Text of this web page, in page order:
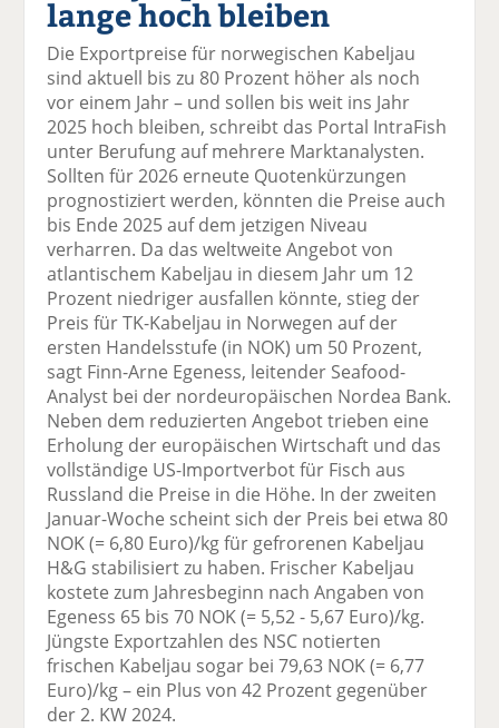
uf
F
ac
e
b
o
o
k
te
il
e
n
wi
tt
er
n
uf
Li
n
k
e
di
n
il
e
n
er
E
m
ai
l
er
d
e
n
lange hoch bleiben
Die Exportpreise für norwegischen Kabeljau
sind aktuell bis zu 80 Prozent höher als noch
vor einem Jahr – und sollen bis weit ins Jahr
2025 hoch bleiben, schreibt das Portal IntraFish
unter Berufung auf mehrere Marktanalysten.
Sollten für 2026 erneute Quotenkürzungen
prognostiziert werden, könnten die Preise auch
bis Ende 2025 auf dem jetzigen Niveau
verharren. Da das weltweite Angebot von
atlantischem Kabeljau in diesem Jahr um 12
Prozent niedriger ausfallen könnte, stieg der
Preis für TK-Kabeljau in Norwegen auf der
ersten Handelsstufe (in NOK) um 50 Prozent,
sagt Finn-Arne Egeness, leitender Seafood-
Analyst bei der nordeuropäischen Nordea Bank.
Neben dem reduzierten Angebot trieben eine
Erholung der europäischen Wirtschaft und das
vollständige US-Importverbot für Fisch aus
Russland die Preise in die Höhe. In der zweiten
Januar-Woche scheint sich der Preis bei etwa 80
NOK (= 6,80 Euro)/kg für gefrorenen Kabeljau
H&G stabilisiert zu haben. Frischer Kabeljau
kostete zum Jahresbeginn nach Angaben von
Egeness 65 bis 70 NOK (= 5,52 - 5,67 Euro)/kg.
Jüngste Exportzahlen des NSC notierten
frischen Kabeljau sogar bei 79,63 NOK (= 6,77
Euro)/kg – ein Plus von 42 Prozent gegenüber
der 2. KW 2024.